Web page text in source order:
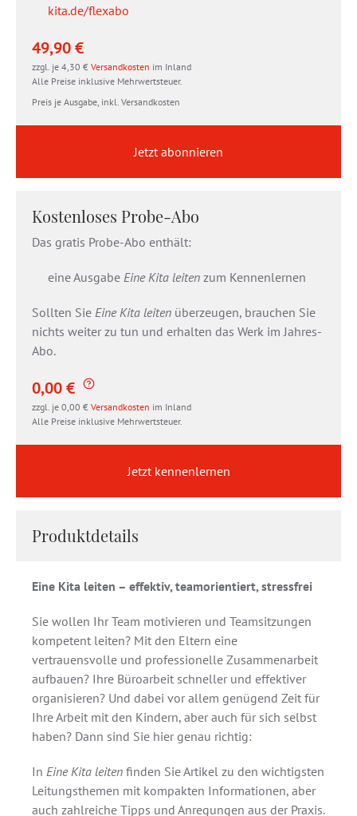
kita.de/flexabo
49,90 €
zzgl. je 4,30 € Versandkosten im Inland
Alle Preise inklusive Mehrwertsteuer.
Preis je Ausgabe, inkl. Versandkosten
Jetzt abonnieren
Kostenloses Probe-Abo
Das gratis Probe-Abo enthält:
eine Ausgabe Eine Kita leiten zum Kennenlernen
Sollten Sie Eine Kita leiten überzeugen, brauchen Sie
nichts weiter zu tun und erhalten das Werk im Jahres-
Abo.
0,00 €
zzgl. je 0,00 € Versandkosten im Inland
Alle Preise inklusive Mehrwertsteuer.
Jetzt kennenlernen
Produktdetails
Eine Kita leiten – effektiv, teamorientiert, stressfrei
Sie wollen Ihr Team motivieren und Teamsitzungen
kompetent leiten? Mit den Eltern eine
vertrauensvolle und professionelle Zusammenarbeit
aufbauen? Ihre Büroarbeit schneller und effektiver
organisieren? Und dabei vor allem genügend Zeit für
Ihre Arbeit mit den Kindern, aber auch für sich selbst
haben? Dann sind Sie hier genau richtig:
In Eine Kita leiten finden Sie Artikel zu den wichtigsten
Leitungsthemen mit kompakten Informationen, aber
auch zahlreiche Tipps und Anregungen aus der Praxis.